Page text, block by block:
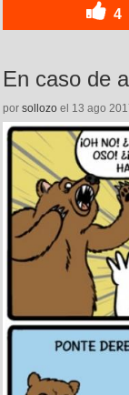
4
En caso de
por sollozo el 13 ago